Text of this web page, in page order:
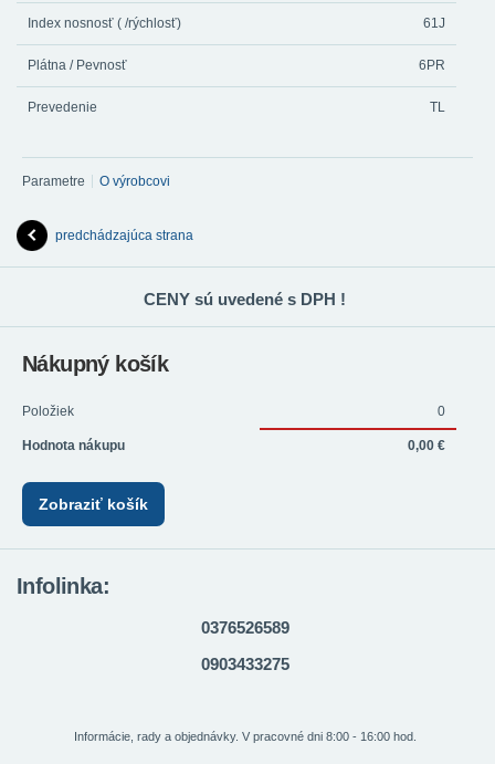
Index nosnosť ( /rýchlosť) 61J
Plátna / Pevnosť 6PR
Prevedenie TL
Parametre O výrobcovi
predchádzajúca strana
CENY sú uvedené s DPH !
Nákupný košík
Položiek 0
Hodnota nákupu 0,00 €
Zobraziť košík
Infolinka:
0376526589
0903433275
Informácie, rady a objednávky. V pracovné dni 8:00 - 16:00 hod.